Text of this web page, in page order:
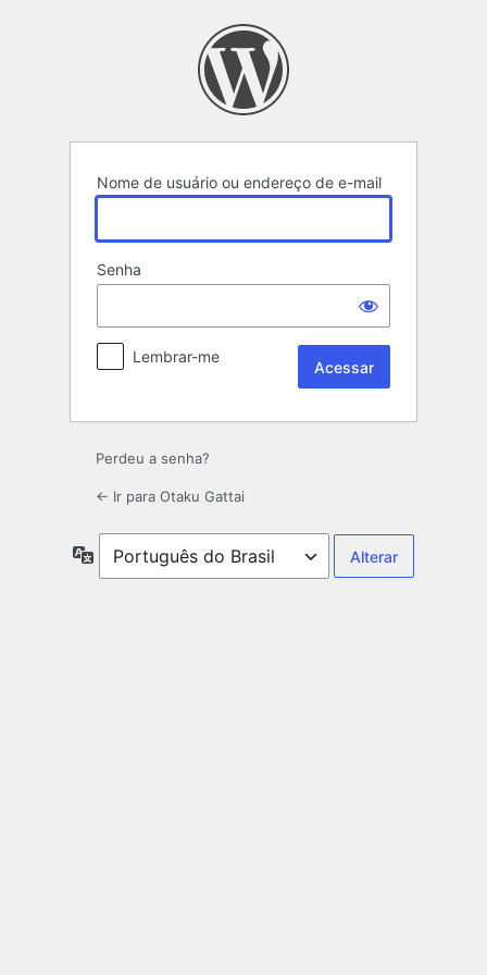
Nome de usuário ou endereço de e-mail
Senha
Lembrar-me
Perdeu a senha?
← Ir para Otaku Gattai
Idioma